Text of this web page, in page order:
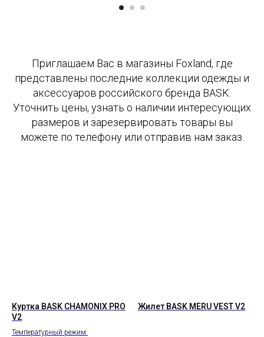
Приглашаем Вас в магазины Foxland, где
представлены последние коллекции одежды и
аксессуаров российского бренда BASK.
Уточнить цены, узнать о наличии интересующих
размеров и зарезервировать товары вы
можете по телефону или отправив нам заказ.
Куртка BASK CHAMONIX PRO
V2
Температурный режим:
Жилет BASK MERU VEST V2